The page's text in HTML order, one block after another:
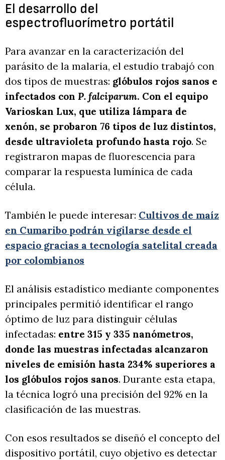
El desarrollo del
espectrofluorímetro portátil
Para avanzar en la caracterización del
parásito de la malaria, el estudio trabajó con
dos tipos de muestras: glóbulos rojos sanos e
infectados con P. falciparum. Con el equipo
Varioskan Lux, que utiliza lámpara de
xenón, se probaron 76 tipos de luz distintos,
desde ultravioleta profundo hasta rojo. Se
registraron mapas de fluorescencia para
comparar la respuesta lumínica de cada
célula.
También le puede interesar: Cultivos de maíz
en Cumaribo podrán vigilarse desde el
espacio gracias a tecnología satelital creada
por colombianos
El análisis estadístico mediante componentes
principales permitió identificar el rango
óptimo de luz para distinguir células
infectadas: entre 315 y 335 nanómetros,
donde las muestras infectadas alcanzaron
niveles de emisión hasta 234% superiores a
los glóbulos rojos sanos. Durante esta etapa,
la técnica logró una precisión del 92% en la
clasificación de las muestras.
Con esos resultados se diseñó el concepto del
dispositivo portátil, cuyo objetivo es detectar